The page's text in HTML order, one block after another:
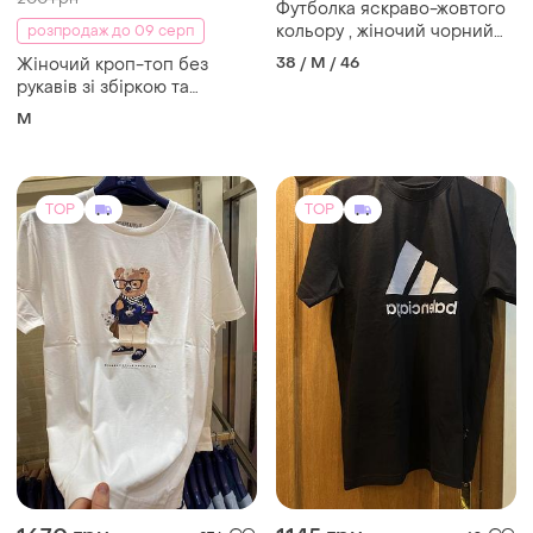
Футболка polo bear унісекс
з ведмедем ralph lauren,
футболка унисекс, футболка
с медведем
S і ще 4
(1)
Футболка
adidas&balenciaga чорна l
40 / L / 48
TOP
150 грн 5
TOP
800 грн 3